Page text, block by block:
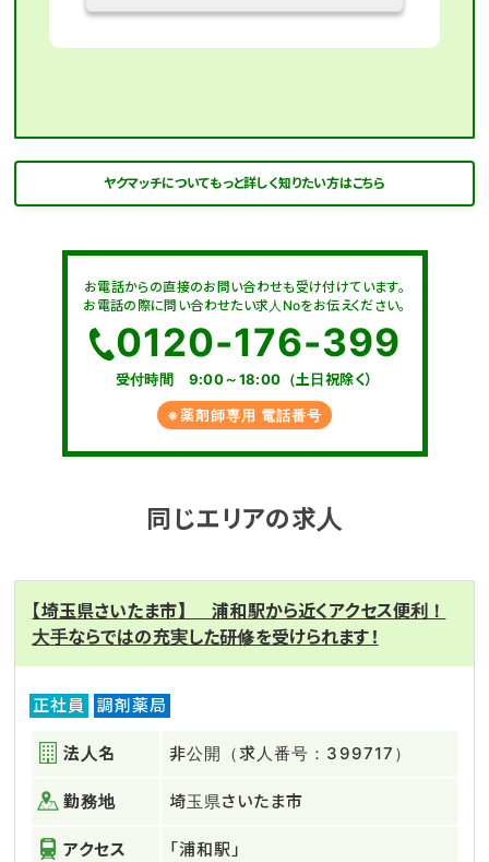
ヤクマッチについてもっと詳しく知りたい方はこちら
お電話からの直接のお問い合わせも受け付けています。
お電話の際に問い合わせたい求人Noをお伝えください。
0120-176-399
受付時間 9:00～18:00（土日祝除く）
※薬剤師専用 電話番号
同じエリアの求人
【埼玉県さいたま市】 浦和駅から近くアクセス便利！
大手ならではの充実した研修を受けられます！
正社員 調剤薬局
法人名 非公開（求人番号：399717）
勤務地 埼玉県さいたま市
アクセス 「浦和駅」